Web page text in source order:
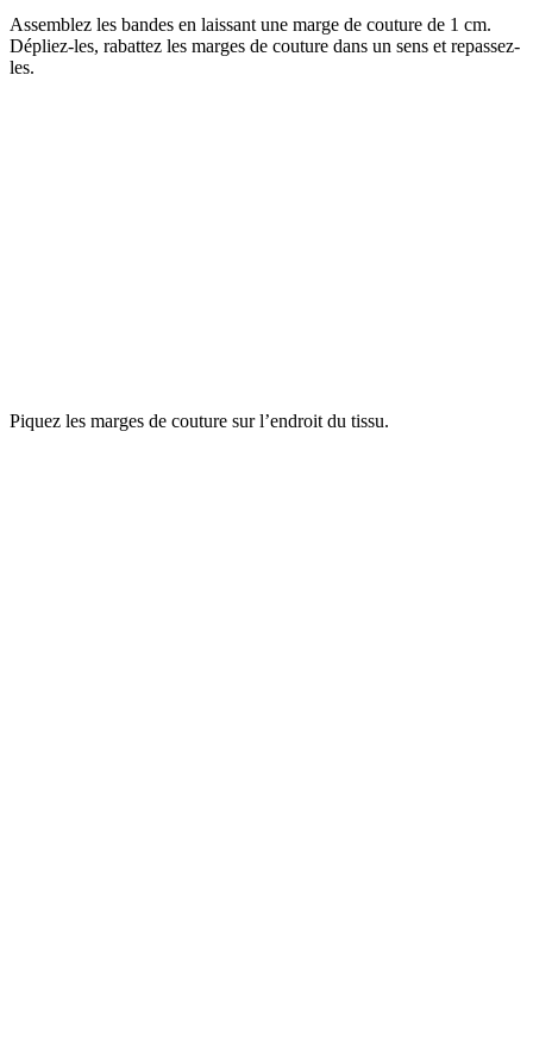
Assemblez les bandes en laissant une marge de couture de 1 cm.
Dépliez-les, rabattez les marges de couture dans un sens et repassez-
les.
Piquez les marges de couture sur l’endroit du tissu.